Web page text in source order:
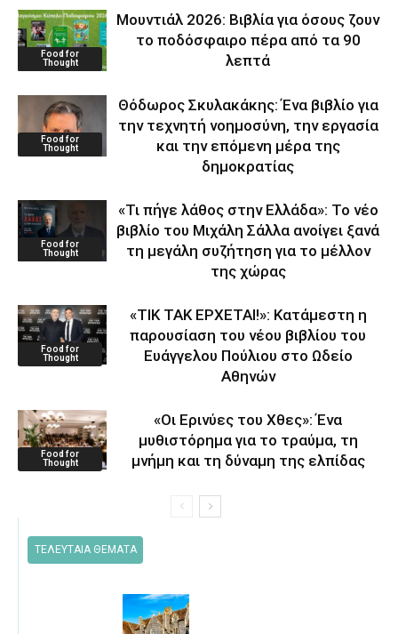
Food for
Thought
Μουντιάλ 2026: Βιβλία για όσους ζουν
το ποδόσφαιρο πέρα από τα 90
λεπτά
Food for
Thought
Θόδωρος Σκυλακάκης: Ένα βιβλίο για
την τεχνητή νοημοσύνη, την εργασία
και την επόμενη μέρα της
δημοκρατίας
Food for
Thought
«Τι πήγε λάθος στην Ελλάδα»: Το νέο
βιβλίο του Μιχάλη Σάλλα ανοίγει ξανά
τη μεγάλη συζήτηση για το μέλλον
της χώρας
Food for
Thought
«ΤΙΚ ΤΑΚ ΕΡΧΕΤΑΙ!»: Κατάμεστη η
παρουσίαση του νέου βιβλίου του
Ευάγγελου Πούλιου στο Ωδείο
Αθηνών
Food for
Thought
«Οι Ερινύες του Χθες»: Ένα
μυθιστόρημα για το τραύμα, τη
μνήμη και τη δύναμη της ελπίδας
ΤΕΛΕΥΤΑΙΑ ΘΕΜΑΤΑ